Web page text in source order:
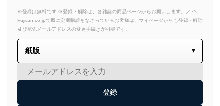
※登録は無料です ※登録・解除は、各雑誌の商品ページからお願いします。／~＼
Fujisan.co.jpで既に定期購読をなさっているお客様は、マイページからも登録・解除
及び宛先メールアドレスの変更手続きが可能です。